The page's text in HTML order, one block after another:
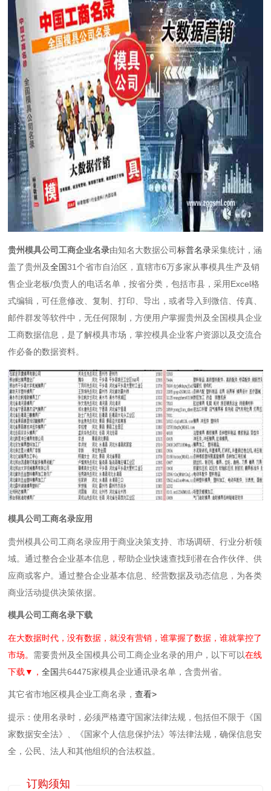
贵州模具公司工商企业名录由知名大数据公司标普名录采集统计，涵
盖了贵州及全国31个省市自治区，直辖市6万多家从事模具生产及销
售企业老板/负责人的电话名单，按省分类，包括市县，采用Excel格
式编辑，可任意修改、复制、打印、导出，或者导入到微信、传真、
邮件群发等软件中，无任何限制，方便用户掌握贵州及全国模具企业
工商数据信息，是了解模具市场，掌控模具企业客户资源以及交流合
作必备的数据资料。
模具公司工商名录应用
贵州模具公司工商名录应用于商业决策支持、市场调研、行业分析领
域。通过整合企业基本信息，帮助企业快速查找到潜在合作伙伴、供
应商或客户。通过整合企业基本信息、经营数据及动态信息，为各类
商业活动提供决策依据。
模具公司工商名录下载
在大数据时代，没有数据，就没有营销，谁掌握了数据，谁就掌控了
市场。 需要贵州及全国模具公司工商企业名录的用户，以下可以在线
下载▼，全国共64475家模具企业通讯录名单，含贵州省。
其它省市地区模具企业工商名录，查看>
提示：使用名录时，必须严格遵守国家法律法规，包括但不限于《国
家数据安全法》、《国家个人信息保护法》等‌法律法规，确保信息安
全，公民、法人和其他组织的合法权益。
订购须知